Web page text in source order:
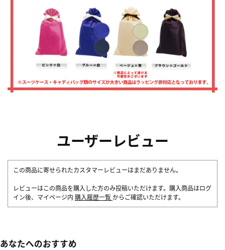
ユーザーレビュー
この商品に寄せられたカスタマーレビューはまだありません。
レビューはこの商品を購入した方のみ投稿いただけます。購入商品はログ
イン後、マイページ内 購入履歴一覧 からご確認いただけます。
あなたへのおすすめ